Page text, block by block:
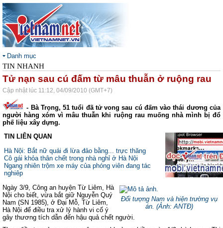
Danh mục
TIN NHANH
Tử nạn sau cú đấm từ mâu thuẫn ở ruộng rau
Cập nhật lúc 11:12, 04/09/2010 (GMT+7)
- Bà Trọng, 51 tuổi đã tử vong sau cú đấm vào thái dương của
người hàng xóm vì mâu thuẫn khi ruộng rau muống nhà mình bị đổ
phế liệu xây dựng.
TIN LIÊN QUAN
Hà Nội: Bắt nữ quái đi lừa đảo bằng... trực thăng
Cô gái khỏa thân chết trong nhà nghỉ ở Hà Nội
Ngang nhiên trộm xe máy của phóng viên đang tác
nghiêp
Đối tượng Nam và hiện trường vụ
án. (Ảnh: ANTĐ)
Ngày 3/9, Công an huyện Từ Liêm, Hà
Nội cho biết, vừa bắt giữ Nguyễn Quý
Nam (SN 1985), ở Đại Mỗ, Từ Liêm,
Hà Nội để điều tra xử lý hành vi cố ý
gây thương tích dẫn đến hậu quả chết người.